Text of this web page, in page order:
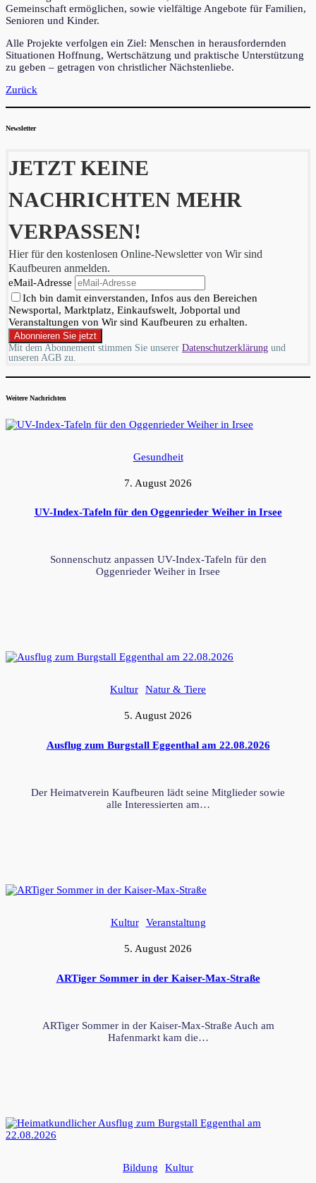
Gemeinschaft ermöglichen, sowie vielfältige Angebote für Familien,
Senioren und Kinder.
Alle Projekte verfolgen ein Ziel: Menschen in herausfordernden
Situationen Hoffnung, Wertschätzung und praktische Unterstützung
zu geben – getragen von christlicher Nächstenliebe.
Zurück
Newsletter
JETZT KEINE
NACHRICHTEN MEHR
VERPASSEN!
Hier für den kostenlosen Online-Newsletter von Wir sind
Kaufbeuren anmelden.
eMail-Adresse
Ich bin damit einverstanden, Infos aus den Bereichen
Newsportal, Marktplatz, Einkaufswelt, Jobportal und
Veranstaltungen von Wir sind Kaufbeuren zu erhalten.
Mit dem Abonnement stimmen Sie unserer Datenschutzerklärung und
unseren AGB zu.
Weitere Nachrichten
Gesundheit
7. August 2026
UV-Index-Tafeln für den Oggenrieder Weiher in Irsee
Sonnenschutz anpassen UV-Index-Tafeln für den
Oggenrieder Weiher in Irsee
Kultur Natur & Tiere
5. August 2026
Ausflug zum Burgstall Eggenthal am 22.08.2026
Der Heimatverein Kaufbeuren lädt seine Mitglieder sowie
alle Interessierten am…
Kultur Veranstaltung
5. August 2026
ARTiger Sommer in der Kaiser-Max-Straße
ARTiger Sommer in der Kaiser-Max-Straße Auch am
Hafenmarkt kam die…
Bildung Kultur